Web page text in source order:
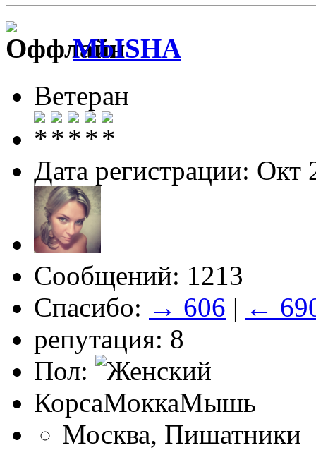
MbISHA
Ветеран
Дата регистрации: Окт
Сообщений: 1213
Спасибо: → 606 | ←
репутация: 8
Пол:
КорсаМоккаМышь
Москва, Пишатники